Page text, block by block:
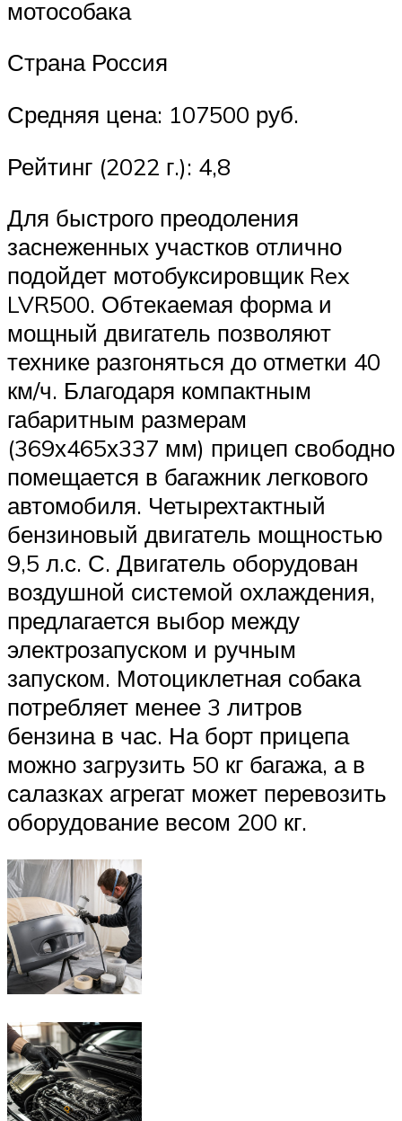
мотособака
Страна Россия
Средняя цена: 107500 руб.
Рейтинг (2022 г.): 4,8
Для быстрого преодоления
заснеженных участков отлично
подойдет мотобуксировщик Rex
LVR500. Обтекаемая форма и
мощный двигатель позволяют
технике разгоняться до отметки 40
км/ч. Благодаря компактным
габаритным размерам
(369х465х337 мм) прицеп свободно
помещается в багажник легкового
автомобиля. Четырехтактный
бензиновый двигатель мощностью
9,5 л.с. С. Двигатель оборудован
воздушной системой охлаждения,
предлагается выбор между
электрозапуском и ручным
запуском. Мотоциклетная собака
потребляет менее 3 литров
бензина в час. На борт прицепа
можно загрузить 50 кг багажа, а в
салазках агрегат может перевозить
оборудование весом 200 кг.